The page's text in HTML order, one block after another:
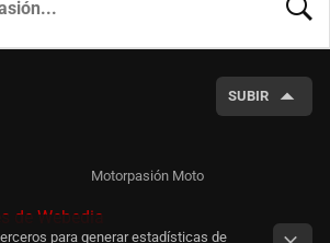
SUBIR
Motorpasión Moto
de Webedia
para generar estadísticas de